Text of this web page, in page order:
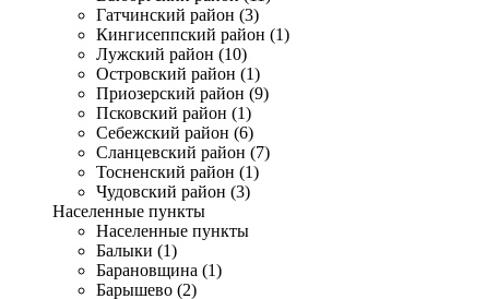
Гатчинский район (3)
Кингисеппский район (1)
Лужский район (10)
Островский район (1)
Приозерский район (9)
Псковский район (1)
Себежский район (6)
Сланцевский район (7)
Тосненский район (1)
Чудовский район (3)
Населенные пункты
Населенные пункты
Балыки (1)
Барановщина (1)
Барышево (2)